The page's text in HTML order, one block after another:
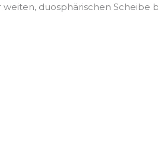
weiten, duosphärischen